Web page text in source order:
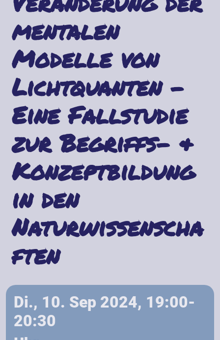
mentalen
Modelle von
Lichtquanten –
Eine Fallstudie
zur Begriffs- &
Konzeptbildung
in den
Naturwissenscha
ften
Di., 10. Sep 2024, 19:00-
20:30